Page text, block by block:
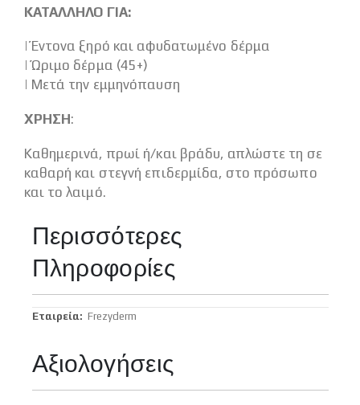
ΚΑΤΑΛΛΗΛΟ ΓΙΑ:
| Έντονα ξηρό και αφυδατωμένο δέρμα
| Ώριμο δέρμα (45+)
| Μετά την εμμηνόπαυση
ΧΡΗΣΗ:
Καθημερινά, πρωί ή/και βράδυ, απλώστε τη σε
καθαρή και στεγνή επιδερμίδα, στο πρόσωπο
και το λαιμό.
Περισσότερες
Πληροφορίες
ΠερισσότερεςFrezyderm
Αξιολογήσεις